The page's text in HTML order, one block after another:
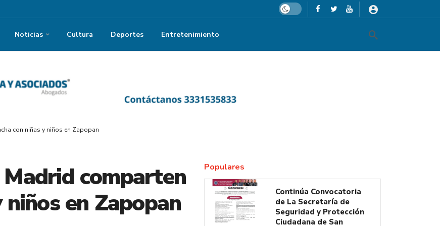
Dark mode
Noticias Cultura Deportes Entretenimiento
con niñas y niños en Zapopan
comparten
en Zapopan
Populares
Continúa Convocatoria
de La Secretaría de
Seguridad y Protección
Ciudadana de San